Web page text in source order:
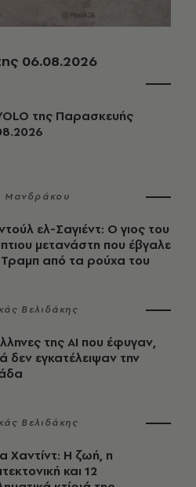
06.08.2026
της Παρασκευής
Μανδράκου
ελ-Σαγιέντ: Ο γιος του
μετανάστη που έβγαλε
από τα ρούχα του
Βελιδάκης
της ΑΙ που έφυγαν,
δεν εγκατέλειψαν την
Βελιδάκης
Χαντίντ: Η ζωή, η
και 12